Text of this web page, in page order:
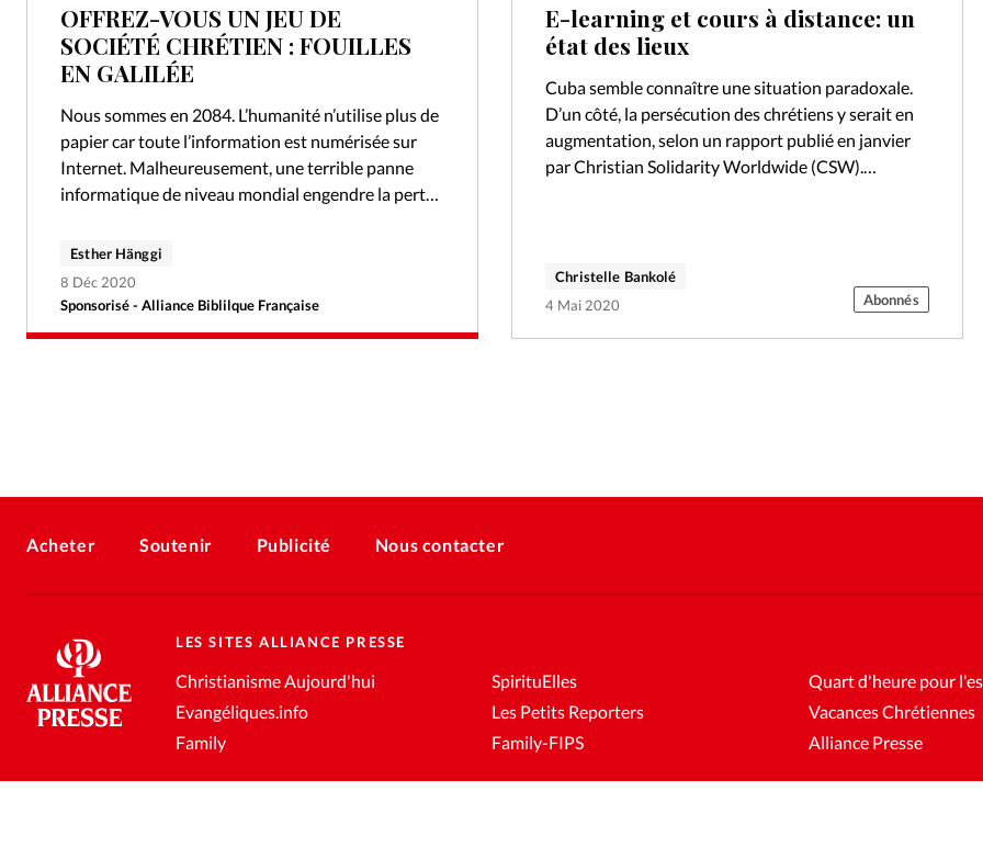
OFFREZ-VOUS UN JEU DE
SOCIÉTÉ CHRÉTIEN : FOUILLES
EN GALILÉE
Nous sommes en 2084. L’humanité n’utilise plus de
papier car toute l’information est numérisée sur
Internet. Malheureusement, une terrible panne
informatique de niveau mondial engendre la perte
Sponsorisé - Alliance Biblilque Française
Esther Hänggi
8 Déc 2020
E-learning et cours à distance: un
état des lieux
Cuba semble connaître une situation paradoxale.
D’un côté, la persécution des chrétiens y serait en
augmentation, selon un rapport publié en janvier
par Christian Solidarity Worldwide (CSW).
Christelle Bankolé
4 Mai 2020
Abonnés
Acheter Soutenir Publicité Nous contacter
LES SITES ALLIANCE PRESSE
Christianisme Aujourd'hui
Evangéliques.info
Family
SpirituElles
Les Petits Reporters
Family-FIPS
Quart d'heure pour
Vacances Chrétiennes
Alliance Presse